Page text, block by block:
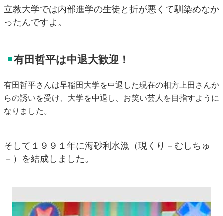
立教大学では内部進学の生徒と折が悪くて馴染めなか
ったんですよ。
有田哲平は中退大歓迎！
有田哲平さんは早稲田大学を中退した現在の相方上田さんか
らの誘いを受け、大学を中退し、お笑い芸人を目指すように
なりました。
そして１９９１年に海砂利水漁（現くり－むしちゅ
－）を結成しました。